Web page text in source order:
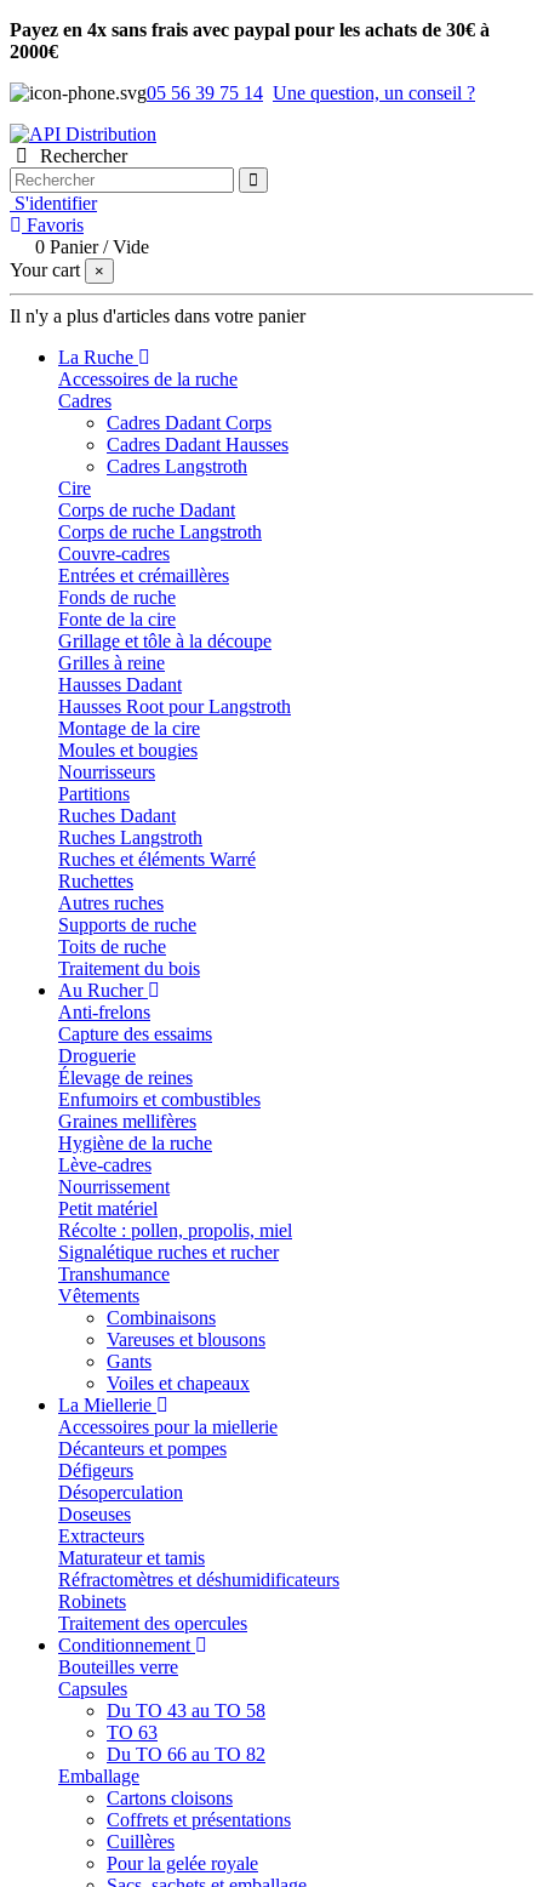
Payez en 4x sans frais avec paypal pour les achats de 30€ à
2000€
05 56 39 75 14 Une question, un conseil ?
Rechercher
S'identifier
Favoris
0 Panier /Vide
Your cart
×
Il n'y a plus d'articles dans votre panier
La Ruche
Accessoires de la ruche
Cadres
Cadres Dadant Corps
Cadres Dadant Hausses
Cadres Langstroth
Cire
Corps de ruche Dadant
Corps de ruche Langstroth
Couvre-cadres
Entrées et crémaillères
Fonds de ruche
Fonte de la cire
Grillage et tôle à la découpe
Grilles à reine
Hausses Dadant
Hausses Root pour Langstroth
Montage de la cire
Moules et bougies
Nourrisseurs
Partitions
Ruches Dadant
Ruches Langstroth
Ruches et éléments Warré
Ruchettes
Autres ruches
Supports de ruche
Toits de ruche
Traitement du bois
Au Rucher
Anti-frelons
Capture des essaims
Droguerie
Élevage de reines
Enfumoirs et combustibles
Graines mellifères
Hygiène de la ruche
Lève-cadres
Nourrissement
Petit matériel
Récolte : pollen, propolis, miel
Signalétique ruches et rucher
Transhumance
Vêtements
Combinaisons
Vareuses et blousons
Gants
Voiles et chapeaux
La Miellerie
Accessoires pour la miellerie
Décanteurs et pompes
Défigeurs
Désoperculation
Doseuses
Extracteurs
Maturateur et tamis
Réfractomètres et déshumidificateurs
Robinets
Traitement des opercules
Conditionnement
Bouteilles verre
Capsules
Du TO 43 au TO 58
TO 63
Du TO 66 au TO 82
Emballage
Cartons cloisons
Coffrets et présentations
Cuillères
Pour la gelée royale